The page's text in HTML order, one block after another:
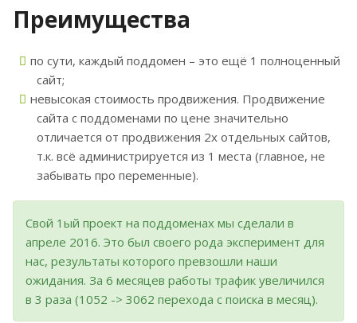
Преимущества
по сути, каждый поддомен – это ещё 1 полноценный
сайт;
невысокая стоимость продвижения. Продвижение
сайта с поддоменами по цене значительно
отличается от продвижения 2х отдельных сайтов,
т.к. всё администрируется из 1 места (главное, не
забывать про переменные).
Свой 1ый проект на поддоменах мы сделали в
апреле 2016. Это был своего рода эксперимент для
нас, результаты которого превзошли наши
ожидания. За 6 месяцев работы трафик увеличился
в 3 раза (1052 -> 3062 перехода с поиска в месяц).